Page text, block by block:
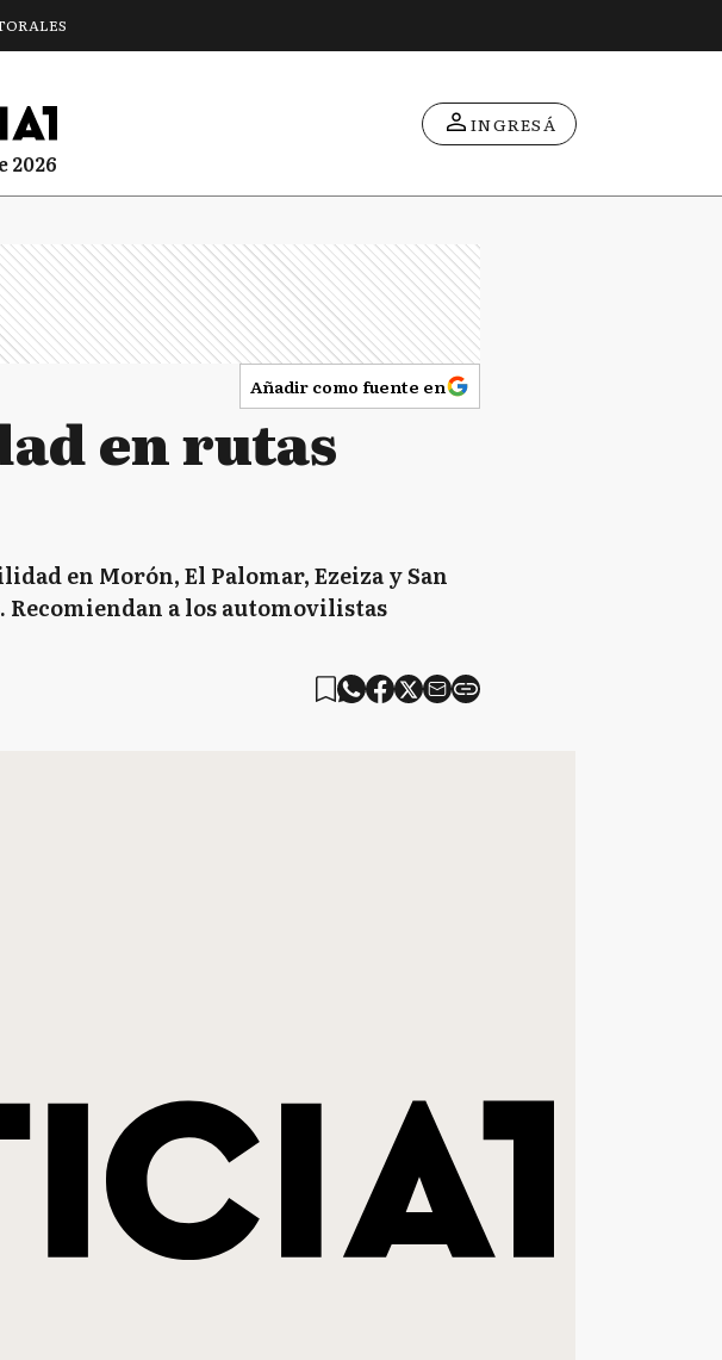
2026
INGRESÁ
Añadir como fuente en
en rutas
en Morón, El Palomar, Ezeiza y San
Recomiendan a los automovilistas